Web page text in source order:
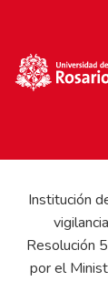
Institución
Resolución
por el